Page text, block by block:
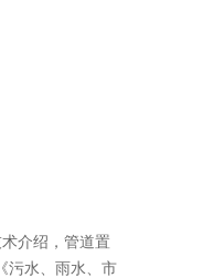
介绍，管道置
污水、雨水、市